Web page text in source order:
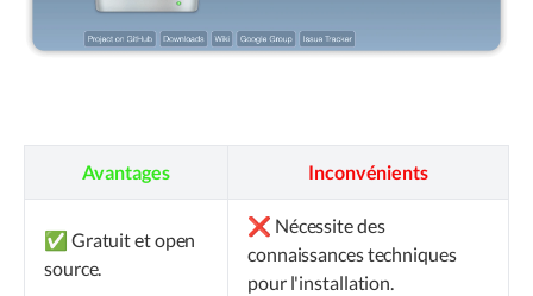
Avantages Inconvénients
✅ Gratuit et open
source.
❌ Nécessite des
connaissances techniques
pour l'installation.